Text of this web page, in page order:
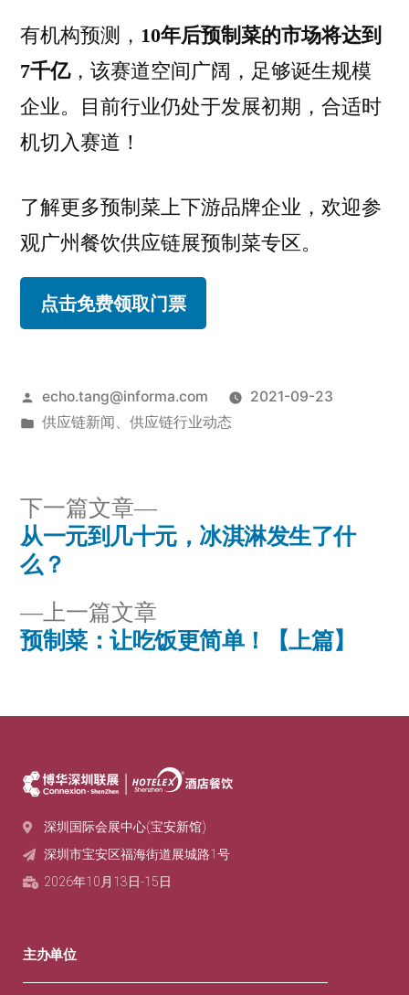
有机构预测， 10年后预制菜的市场将达到
7千亿，该赛道空间广阔，足够诞生规模
企业。目前行业仍处于发展初期，合适时
机切入赛道！
了解更多预制菜上下游品牌企业，欢迎参
观广州餐饮供应链展预制菜专区。
点击免费领取门票
echo.tang@informa.com
2021-09-23
供应链新闻 、 供应链行业动态
上一篇文章
预制菜：让吃饭更简单！【上篇】
下一篇文章
从一元到几十元，冰淇淋发生了什
么？
深圳国际会展中心(宝安新馆)
深圳市宝安区福海街道展城路1号‌
2026年10月13日-15日
主办单位